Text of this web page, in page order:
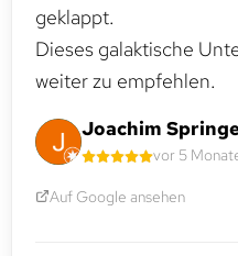
geklappt.
Dieses galaktische
weiter zu empfehlen.
Joachim
vor 5
Auf Google ansehen